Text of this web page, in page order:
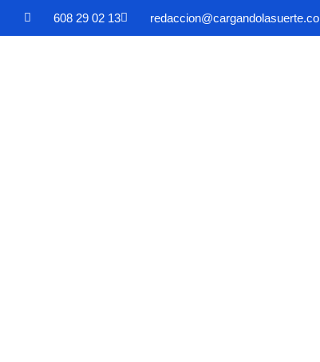
608 29 02 13